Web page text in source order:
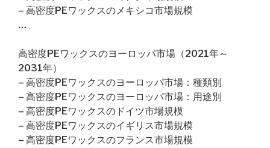
– 高密度PEワックスのメキシコ市場規模
…
高密度PEワックスのヨーロッパ市場（2021年～
2031年）
– 高密度PEワックスのヨーロッパ市場：種類別
– 高密度PEワックスのヨーロッパ市場：用途別
– 高密度PEワックスのドイツ市場規模
– 高密度PEワックスのイギリス市場規模
– 高密度PEワックスのフランス市場規模